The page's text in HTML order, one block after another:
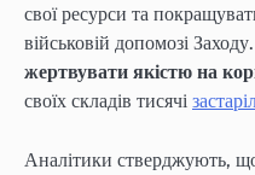
свої ресурси та
військовій допомозі
жертвувати якістю на
своїх складів тисячі
Аналітики стверджують,